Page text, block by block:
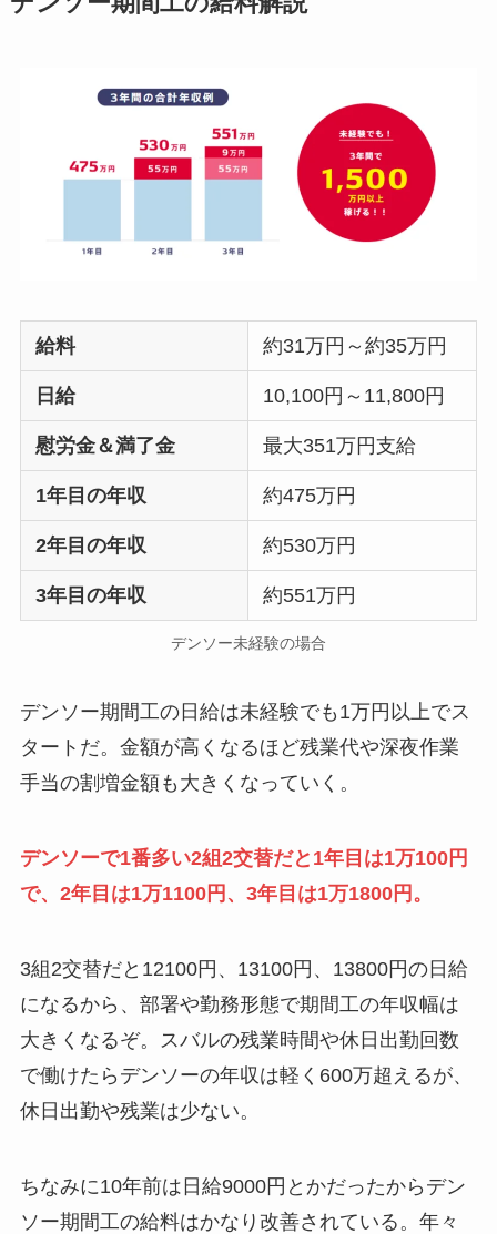
給料 約31万円～約35万円
日給 10,100円～11,800円
慰労金＆満了金 最大351万円支給
1年目の年収 約475万円
2年目の年収 約530万円
3年目の年収 約551万円
デンソー未経験の場合
デンソー期間工の日給は未経験でも1万円以上でス
タートだ。金額が高くなるほど残業代や深夜作業
手当の割増金額も大きくなっていく。
デンソーで1番多い2組2交替だと1年目は1万100円
で、2年目は1万1100円、3年目は1万1800円。
3組2交替だと12100円、13100円、13800円の日給
になるから、部署や勤務形態で期間工の年収幅は
大きくなるぞ。スバルの残業時間や休日出勤回数
で働けたらデンソーの年収は軽く600万超えるが、
休日出勤や残業は少ない。
ちなみに10年前は日給9000円とかだったからデン
ソー期間工の給料はかなり改善されている。年々